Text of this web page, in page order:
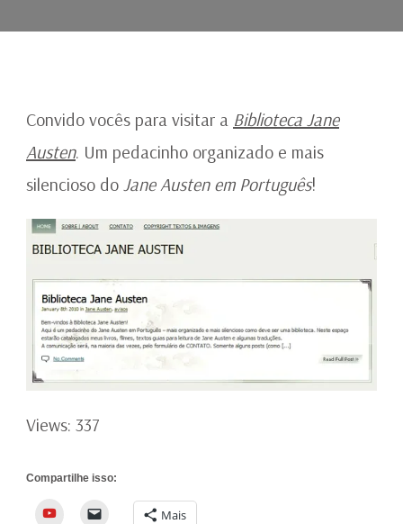
AUSTEN
Convido vocês para visitar a Biblioteca Jane
Austen. Um pedacinho organizado e mais
silencioso do Jane Austen em Português!
Views: 337
Compartilhe isso:
YouTube Mais